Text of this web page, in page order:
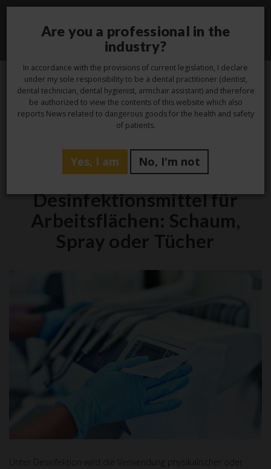
12
Juni
Hygiene
Desinfektionsmittel für
Arbeitsflächen: Schaum,
Spray oder Tücher
Unter Desinfektion wird die Verwendung physikalischer oder
Are you a professional in the
industry?
In accordance with the provisions of current legislation, I declare
under my sole responsibility to be a dental practitioner (dentist,
dental technician, dental hygienist, armchair assistant) and therefore
be authorized to view the contents of this website which also
reports News related to dangerous goods for the health and safety
of patients.
Yes, I am No, I'm not